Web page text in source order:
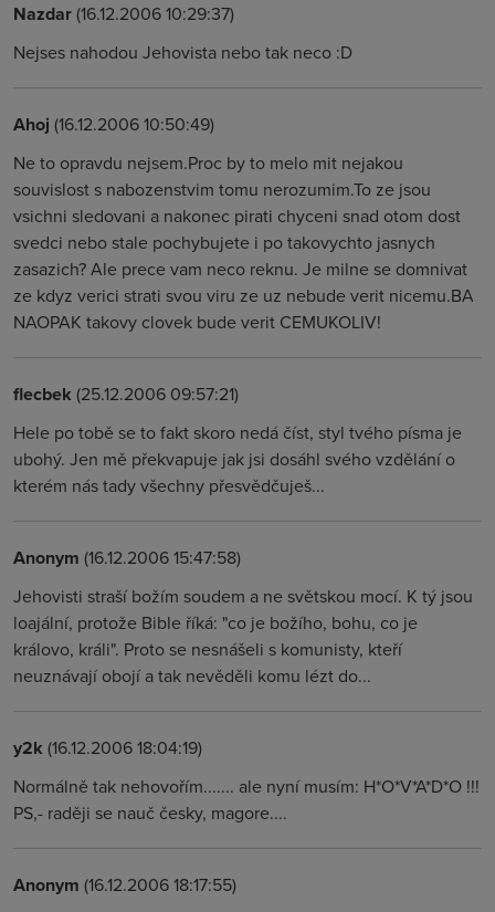
Nazdar(16.12.2006 10:29:37)
Nejses nahodou Jehovista nebo tak neco :D
Ahoj (16.12.2006 10:50:49)
Ne to opravdu nejsem.Proc by to melo mit nejakou
souvislost s nabozenstvim tomu nerozumim.To ze jsou
vsichni sledovani a nakonec pirati chyceni snad otom dost
svedci nebo stale pochybujete i po takovychto jasnych
zasazich? Ale prece vam neco reknu. Je milne se domnivat
ze kdyz verici strati svou viru ze uz nebude verit nicemu.BA
NAOPAK takovy clovek bude verit CEMUKOLIV!
flecbek (25.12.2006 09:57:21)
Hele po tobě se to fakt skoro nedá číst, styl tvého písma je
ubohý. Jen mě překvapuje jak jsi dosáhl svého vzdělání o
kterém nás tady všechny přesvědčuješ...
Anonym (16.12.2006 15:47:58)
Jehovisti straší božím soudem a ne světskou mocí. K tý jsou
loajální, protože Bible říká: "co je božího, bohu, co je
královo, králi". Proto se nesnášeli s komunisty, kteří
neuznávají obojí a tak nevěděli komu lézt do...
y2k (16.12.2006 18:04:19)
Normálně tak nehovořím....... ale nyní musím: H*O*V*A*D*O !!!
PS,- raději se nauč česky, magore....
Anonym (16.12.2006 18:17:55)